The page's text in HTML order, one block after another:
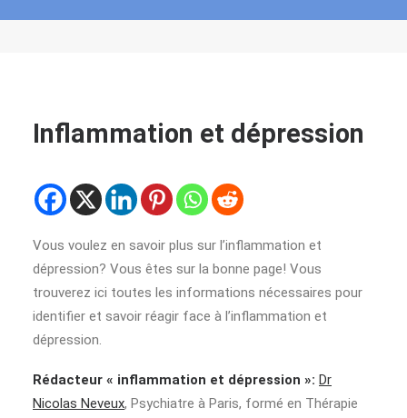
Inflammation et dépression
Vous voulez en savoir plus sur l’inflammation et
dépression? Vous êtes sur la bonne page! Vous
trouverez ici toutes les informations nécessaires pour
identifier et savoir réagir face à l’inflammation et
dépression.
Rédacteur « inflammation et dépression »: Dr
Nicolas Neveux, Psychiatre à Paris, formé en Thérapie